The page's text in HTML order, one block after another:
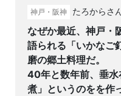
神戸・阪神 たろからさ
なぜか最近、神戸・
語られる「いかなご
磨の郷土料理だ。
40年と数年前、垂
煮」というのをを作